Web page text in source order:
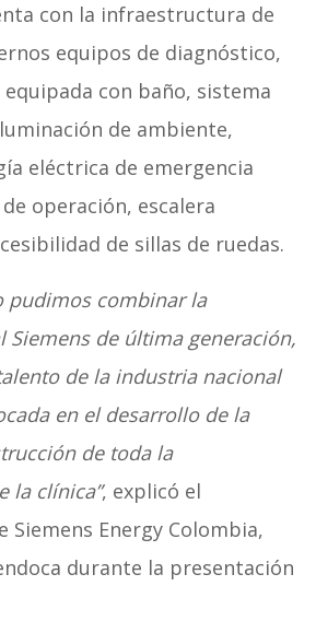
con la infraestructura de
equipos de diagnóstico,
con baño, sistema
de ambiente,
eléctrica de emergencia
operación, escalera
de sillas de ruedas.
pudimos combinar la
Siemens de última generación,
de la industria nacional
en el desarrollo de la
de toda la
la clínica”, explicó el
Siemens Energy Colombia,
durante la presentación